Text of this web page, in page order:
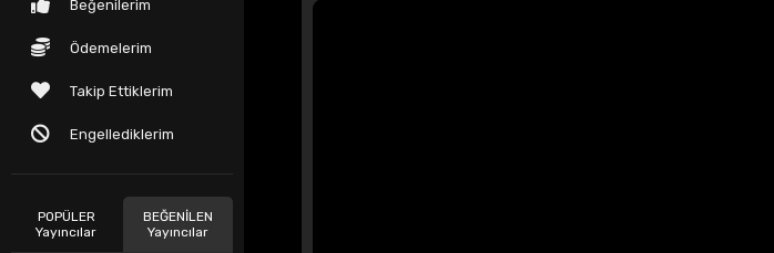
Beğenilerim
Ödemelerim
Takip Ettiklerim
Engellediklerim
POPÜLER
Yayıncılar
BEĞENİLEN
Yayıncılar